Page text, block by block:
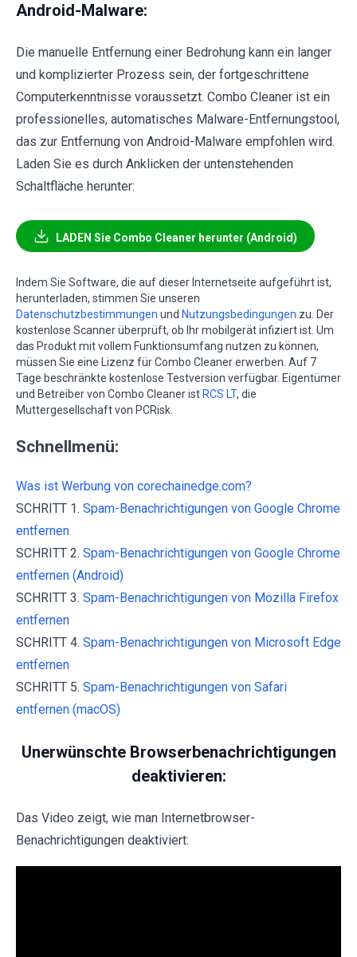
Android-Malware:
Die manuelle Entfernung einer Bedrohung kann ein langer
und komplizierter Prozess sein, der fortgeschrittene
Computerkenntnisse voraussetzt. Combo Cleaner ist ein
professionelles, automatisches Malware-Entfernungstool,
das zur Entfernung von Android-Malware empfohlen wird.
Laden Sie es durch Anklicken der untenstehenden
Schaltfläche herunter:
LADEN Sie Combo Cleaner herunter (Android)
Indem Sie Software, die auf dieser Internetseite aufgeführt ist,
herunterladen, stimmen Sie unseren
Datenschutzbestimmungen und Nutzungsbedingungen zu. Der
kostenlose Scanner überprüft, ob Ihr mobilgerät infiziert ist. Um
das Produkt mit vollem Funktionsumfang nutzen zu können,
müssen Sie eine Lizenz für Combo Cleaner erwerben. Auf 7
Tage beschränkte kostenlose Testversion verfügbar. Eigentümer
und Betreiber von Combo Cleaner ist RCS LT, die
Muttergesellschaft von PCRisk.
Schnellmenü:
Was ist Werbung von corechainedge.com?
SCHRITT 1. Spam-Benachrichtigungen von Google Chrome
entfernen
SCHRITT 2. Spam-Benachrichtigungen von Google Chrome
entfernen (Android)
SCHRITT 3. Spam-Benachrichtigungen von Mozilla Firefox
entfernen
SCHRITT 4. Spam-Benachrichtigungen von Microsoft Edge
entfernen
SCHRITT 5. Spam-Benachrichtigungen von Safari
entfernen (macOS)
Unerwünschte Browserbenachrichtigungen
deaktivieren:
Das Video zeigt, wie man Internetbrowser-
Benachrichtigungen deaktiviert: